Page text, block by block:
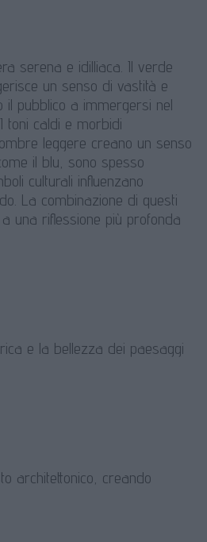
serena e idilliaca. Il verde
un senso di vastità e
il pubblico a immergersi nel
toni caldi e morbidi
leggere creano un senso
il blu, sono spesso
culturali influenzano
La combinazione di questi
una riflessione più profonda
e la bellezza dei paesaggi
architettonico, creando